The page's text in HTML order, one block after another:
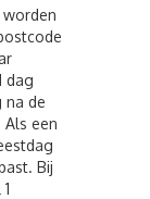
dag
na de
Als een
Bij